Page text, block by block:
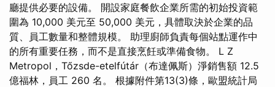
廳提供必要的設備。 開設家庭餐飲企業所需的初始投資範
圍為 10,000 美元至 50,000 美元，具體取決於企業的品
質、員工數量和整體規模。 助理廚師負責每個站點運作中
的所有重要任務，而不是直接烹飪或準備食物。 L Z
Metropol，Tőzsde-etelfútár（布達佩斯）淨銷售額 12.5
億福林，員工 260 名。 根據附件第13(3)條，歐盟統計局